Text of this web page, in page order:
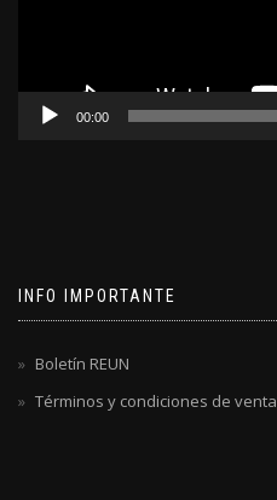
00:00
INFO IMPORTANTE
Boletín REUN
Términos y condiciones de venta